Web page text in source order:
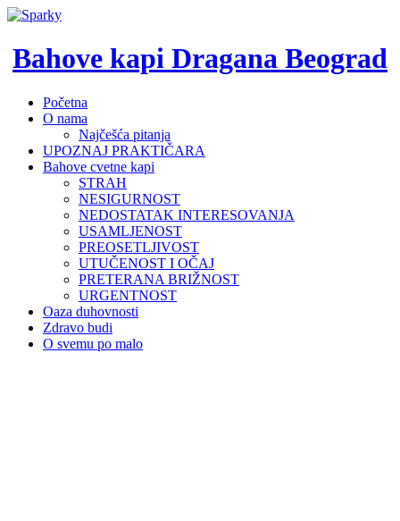
Bahove kapi Dragana Beograd
Početna
O nama
Najčešća pitanja
UPOZNAJ PRAKTIČARA
Bahove cvetne kapi
STRAH
NESIGURNOST
NEDOSTATAK INTERESOVANJA
USAMLJENOST
PREOSETLJIVOST
UTUČENOST I OČAJ
PRETERANA BRIŽNOST
URGENTNOST
Oaza duhovnosti
Zdravo budi
O svemu po malo